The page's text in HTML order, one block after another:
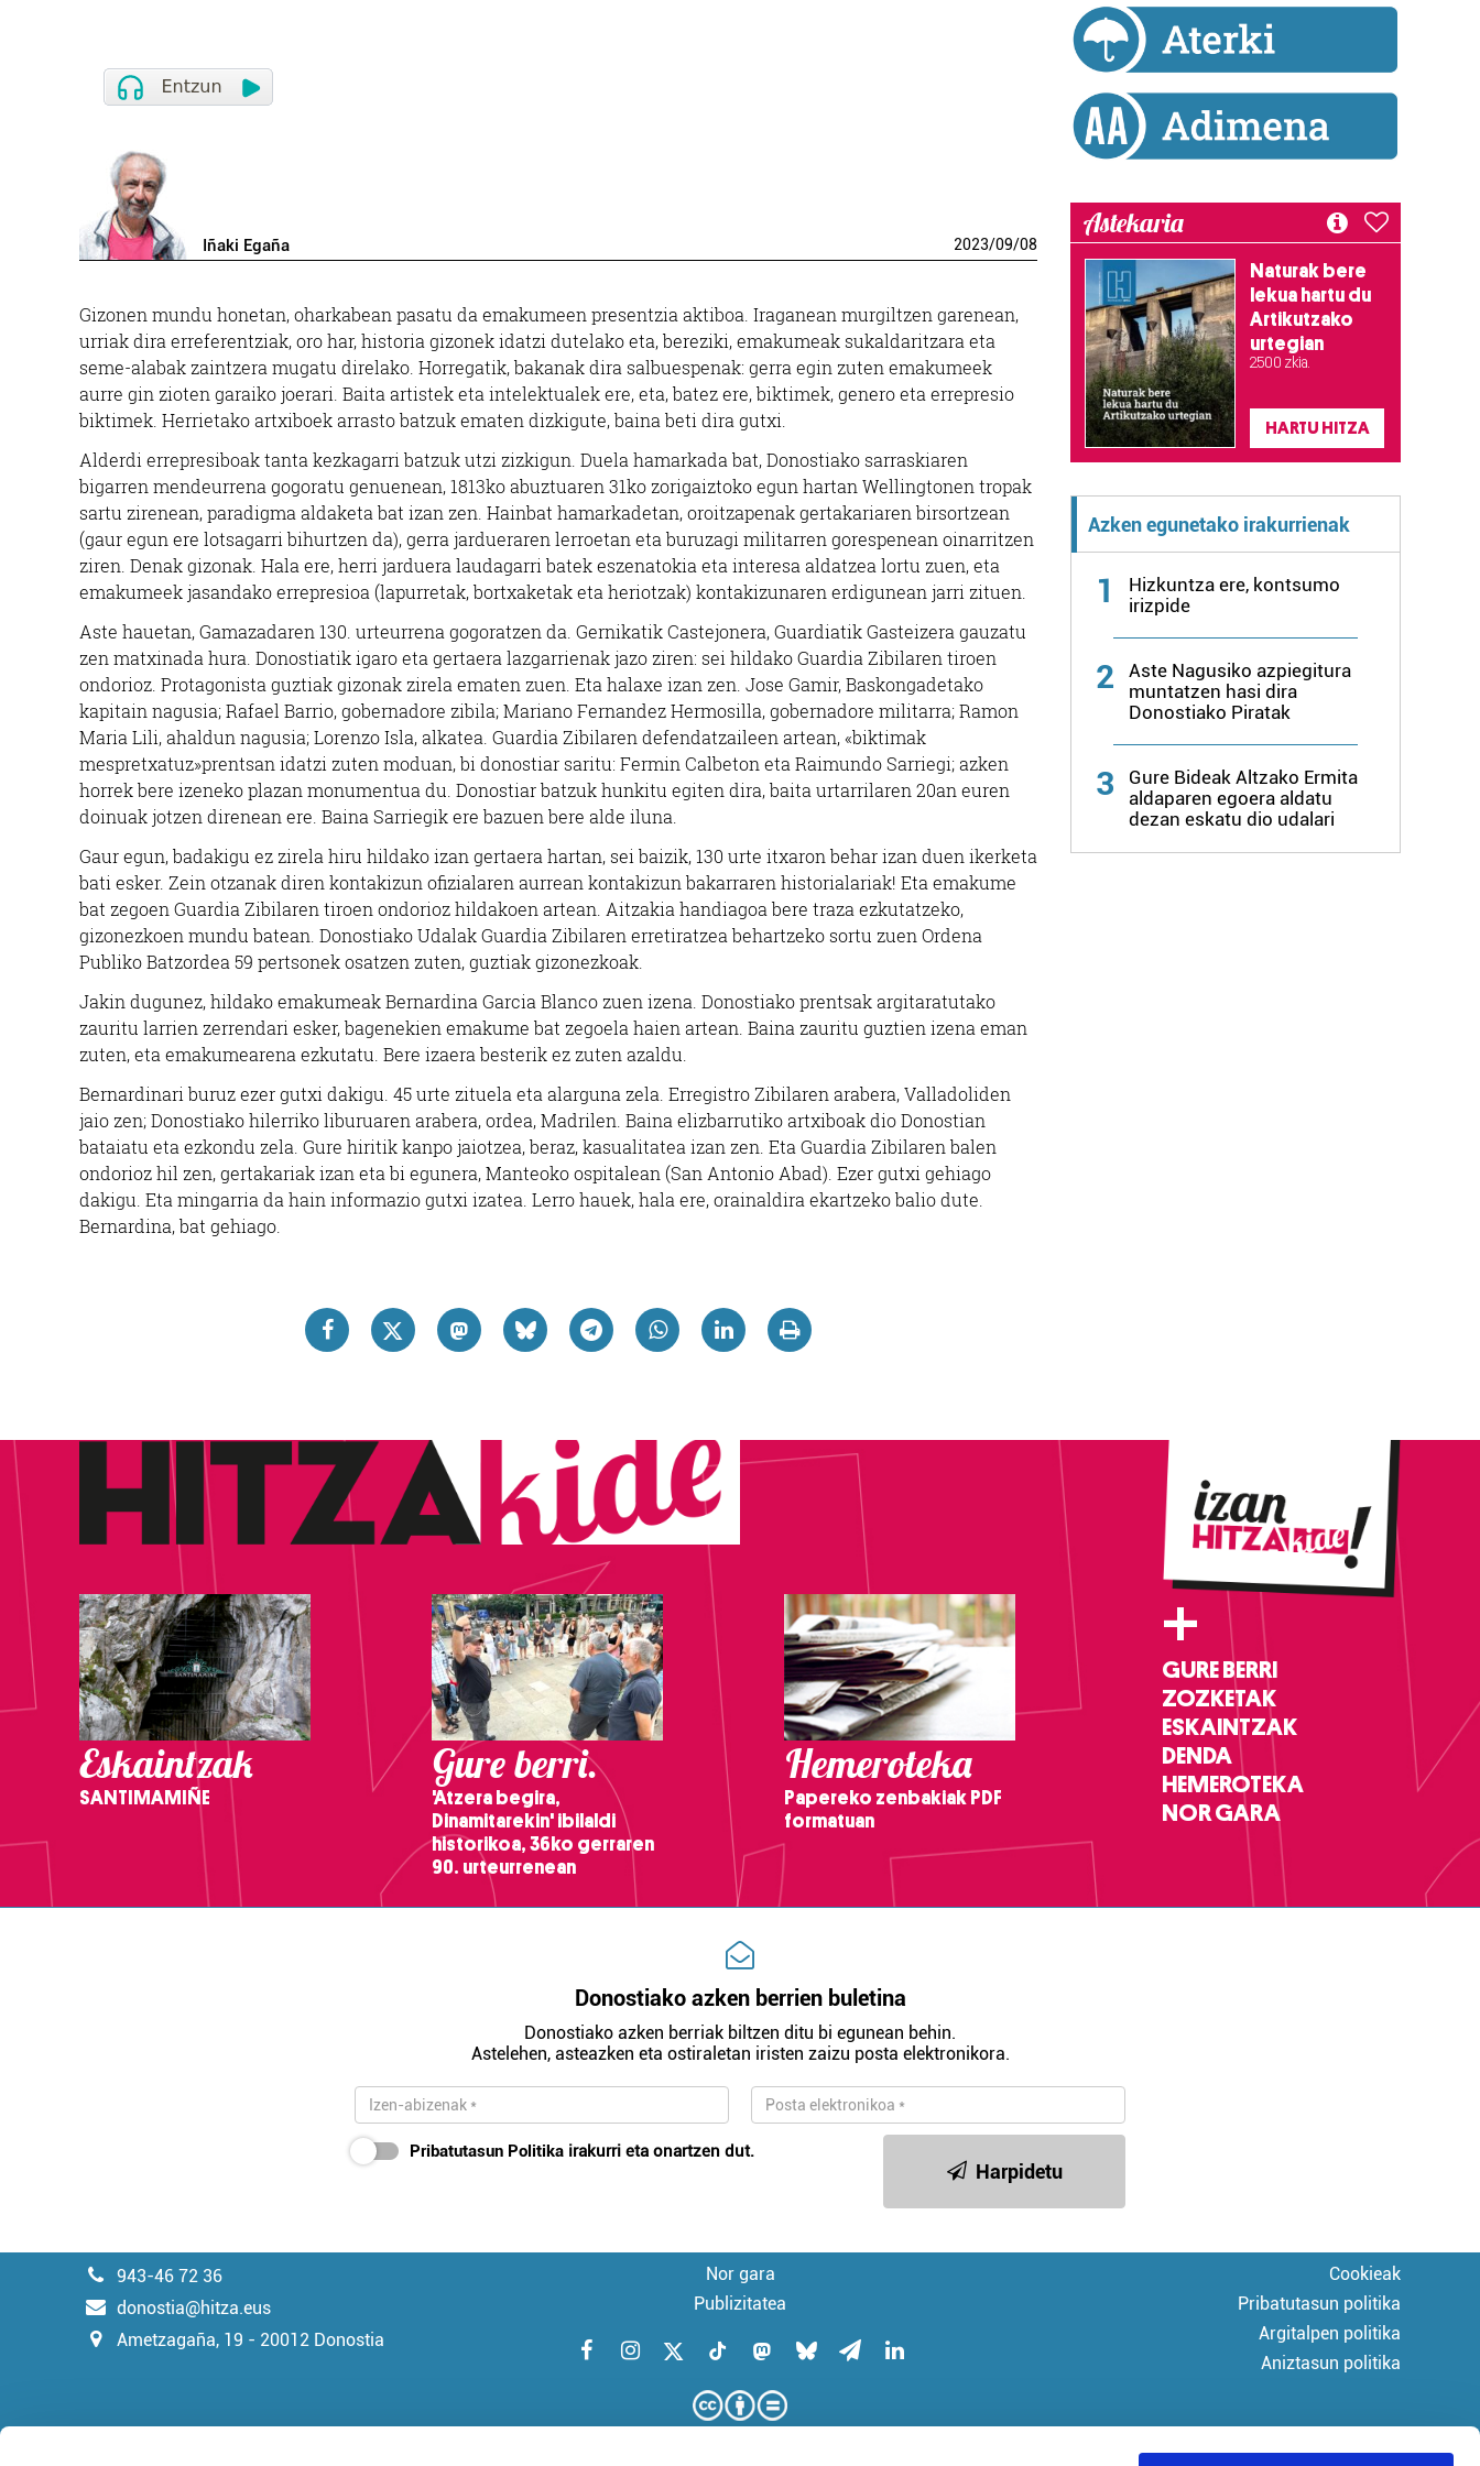
Iñaki Egaña 2023/09/08
Gizonen mundu honetan, oharkabean pasatu da emakumeen presentzia aktiboa. Iraganean murgiltzen garenean,
urriak dira erreferentziak, oro har, historia gizonek idatzi dutelako eta, bereziki, emakumeak sukaldaritzara eta
seme-alabak zaintzera mugatu direlako. Horregatik, bakanak dira salbuespenak: gerra egin zuten emakumeek
aurre gin zioten garaiko joerari. Baita artistek eta intelektualek ere, eta, batez ere, biktimek, genero eta errepresio
biktimek. Herrietako artxiboek arrasto batzuk ematen dizkigute, baina beti dira gutxi.
Alderdi errepresiboak tanta kezkagarri batzuk utzi zizkigun. Duela hamarkada bat, Donostiako sarraskiaren
bigarren mendeurrena gogoratu genuenean, 1813ko abuztuaren 31ko zorigaiztoko egun hartan Wellingtonen tropak
sartu zirenean, paradigma aldaketa bat izan zen. Hainbat hamarkadetan, oroitzapenak gertakariaren birsortzean
(gaur egun ere lotsagarri bihurtzen da), gerra jardueraren lerroetan eta buruzagi militarren gorespenean oinarritzen
ziren. Denak gizonak. Hala ere, herri jarduera laudagarri batek eszenatokia eta interesa aldatzea lortu zuen, eta
emakumeek jasandako errepresioa (lapurretak, bortxaketak eta heriotzak) kontakizunaren erdigunean jarri zituen.
Aste hauetan, Gamazadaren 130. urteurrena gogoratzen da. Gernikatik Castejonera, Guardiatik Gasteizera gauzatu
zen matxinada hura. Donostiatik igaro eta gertaera lazgarrienak jazo ziren: sei hildako Guardia Zibilaren tiroen
ondorioz. Protagonista guztiak gizonak zirela ematen zuen. Eta halaxe izan zen. Jose Gamir, Baskongadetako
kapitain nagusia; Rafael Barrio, gobernadore zibila; Mariano Fernandez Hermosilla, gobernadore militarra; Ramon
Maria Lili, ahaldun nagusia; Lorenzo Isla, alkatea. Guardia Zibilaren defendatzaileen artean, «biktimak
mespretxatuz»prentsan idatzi zuten moduan, bi donostiar saritu: Fermin Calbeton eta Raimundo Sarriegi; azken
horrek bere izeneko plazan monumentua du. Donostiar batzuk hunkitu egiten dira, baita urtarrilaren 20an euren
doinuak jotzen direnean ere. Baina Sarriegik ere bazuen bere alde iluna.
Gaur egun, badakigu ez zirela hiru hildako izan gertaera hartan, sei baizik, 130 urte itxaron behar izan duen ikerketa
bati esker. Zein otzanak diren kontakizun ofizialaren aurrean kontakizun bakarraren historialariak! Eta emakume
bat zegoen Guardia Zibilaren tiroen ondorioz hildakoen artean. Aitzakia handiagoa bere traza ezkutatzeko,
gizonezkoen mundu batean. Donostiako Udalak Guardia Zibilaren erretiratzea behartzeko sortu zuen Ordena
Publiko Batzordea 59 pertsonek osatzen zuten, guztiak gizonezkoak.
Jakin dugunez, hildako emakumeak Bernardina Garcia Blanco zuen izena. Donostiako prentsak argitaratutako
zauritu larrien zerrendari esker, bagenekien emakume bat zegoela haien artean. Baina zauritu guztien izena eman
zuten, eta emakumearena ezkutatu. Bere izaera besterik ez zuten azaldu.
Bernardinari buruz ezer gutxi dakigu. 45 urte zituela eta alarguna zela. Erregistro Zibilaren arabera, Valladoliden
jaio zen; Donostiako hilerriko liburuaren arabera, ordea, Madrilen. Baina elizbarrutiko artxiboak dio Donostian
bataiatu eta ezkondu zela. Gure hiritik kanpo jaiotzea, beraz, kasualitatea izan zen. Eta Guardia Zibilaren balen
ondorioz hil zen, gertakariak izan eta bi egunera, Manteoko ospitalean (San Antonio Abad). Ezer gutxi gehiago
dakigu. Eta mingarria da hain informazio gutxi izatea. Lerro hauek, hala ere, orainaldira ekartzeko balio dute.
Bernardina, bat gehiago.
Astekaria
Naturak bere
lekua hartu du
Artikutzako
urtegian
2.500 zkia.
HARTU HITZA
Azken egunetako irakurrienak
1
Hizkuntza ere, kontsumo
irizpide
2
Aste Nagusiko azpiegitura
muntatzen hasi dira
Donostiako Piratak
3
Gure Bideak Altzako Ermita
aldaparen egoera aldatu
dezan eskatu dio udalari
Eskaintzak
SANTIMAMIÑE
Gure berri.
'Atzera begira,
Dinamitarekin' ibilaldi
historikoa, 36ko gerraren
90. urteurrenean
Hemeroteka
Papereko zenbakiak PDF
formatuan
+
GURE BERRI
ZOZKETAK
ESKAINTZAK
DENDA
HEMEROTEKA
NOR GARA
Donostiako azken berrien buletina
Donostiako azken berriak biltzen ditu bi egunean behin.
Astelehen, asteazken eta ostiraletan iristen zaizu posta elektronikora.
Pribatutasun Politika irakurri eta onartzen dut.
Harpidetu
943-46 72 36
donostia@hitza.eus
Ametzagaña, 19 - 20012 Donostia
Nor gara
Publizitatea
Cookieak
Pribatutasun politika
Argitalpen politika
Aniztasun politika